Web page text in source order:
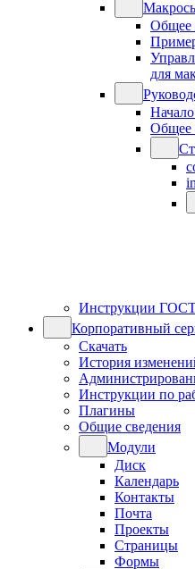
Общее
для
Общее
Инструкции
Корпоративный
Скачать
История
Инструкции по
Плагины
Общие сведения
Модули
Диск
Календарь
Контакты
Почта
Проекты
Страницы
Формы